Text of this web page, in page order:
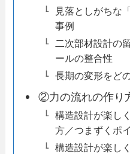
見落としがちな
事例
二次部材設計の
ールの整合性
長期の変形をど
②力の流れの作り
構造設計が楽し
方／つまずくポ
構造設計が楽し